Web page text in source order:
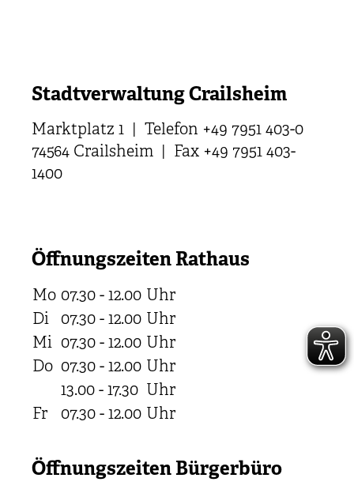
Stadtverwaltung Crailsheim
Marktplatz 1 | Telefon +49 7951 403-0
74564 Crailsheim | Fax +49 7951 403-
1400
Öffnungszeiten Rathaus
Mo 07.30 - 12.00 Uhr
Di
07.30 - 12.00 Uhr
Mi 07.30 - 12.00 Uhr
Do 07.30 - 12.00 Uhr
13.00 - 17.30 Uhr
Fr
07.30 - 12.00 Uhr
Öffnungszeiten Bürgerbüro